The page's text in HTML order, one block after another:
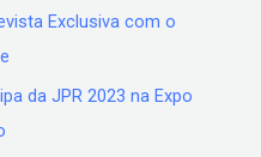
Exclusiva com o
da JPR 2023 na Expo